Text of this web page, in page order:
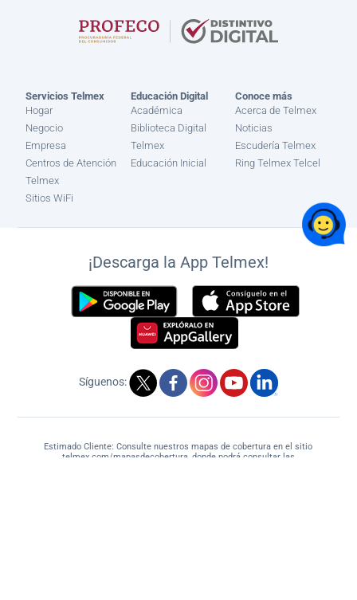
Servicios Telmex
Hogar
Negocio
Empresa
Centros de Atención
Telmex
Sitios WiFi
Educación Digital
Académica
Biblioteca Digital
Telmex
Educación Inicial
Conoce más
Acerca de Telmex
Noticias
Escudería Telmex
Ring Telmex Telcel
¡Descarga la App Telmex!
Síguenos:
Estimado Cliente: Consulte nuestros mapas de cobertura en el sitio
telmex.com/mapasdecobertura, donde podrá consultar las